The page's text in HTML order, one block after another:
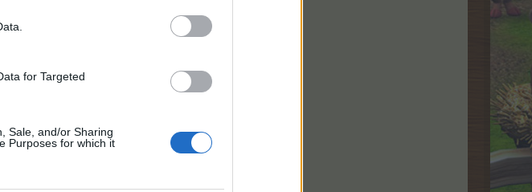
for Targeted
Sale, and/or Sharing
Purposes for which it